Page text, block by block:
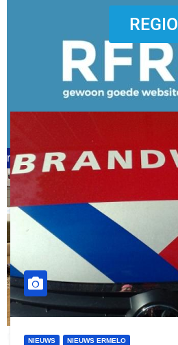
word vrijwilliger (1)
refreshed webdesign putten
ruitengaparket
REGIO
NIEUWS NIEUWS ERMELO